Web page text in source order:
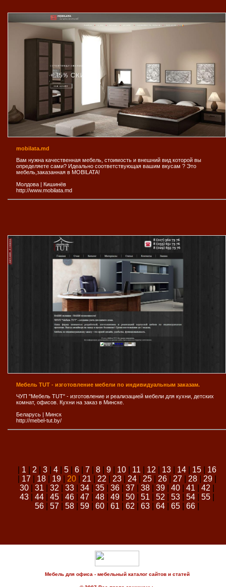
mobilata.md
Вам нужна качественная мебель, стоимость и внешний вид которой вы
определяете сами? Идеально соответствующая вашим вкусам ? Это
мебель,заказанная в MOBILATA!
Молдова | Кишинёв
http://www.mobilata.md
Мебель TUT - изготовление мебели по индивидуальным заказам.
ЧУП "Мебель TUT" - изготовление и реализацией мебели для кухни, детских
комнат, офисов. Кухни на заказ в Минске.
Беларусь | Минск
http://mebel-tut.by/
1 2 3| 4| 5| 6| 7| 8| 9| 10| 11 12 13| 14| 15| 16
17| 18| 19| 20| 21 22 23| 24| 25| 26| 27| 28| 29|
30| 31 32 33| 34| 35| 36| 37| 38| 39| 40| 41 42
43| 44| 45| 46| 47| 48| 49| 50| 51 52 53| 54| 55|
56| 57| 58| 59| 60| 61 62 63| 64| 65| 66|
Мебель для офиса - мебельный каталог сайтов и статей